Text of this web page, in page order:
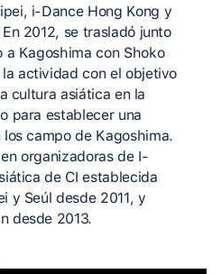
i-Dance Hong Kong y
2012, se trasladó junto
a Kagoshima con Shoko
actividad con el objetivo
cultura asiática en la
para establecer una
campo de Kagoshima.
organizadoras de I-
de CI establecida
y Seúl desde 2011, y
desde 2013.